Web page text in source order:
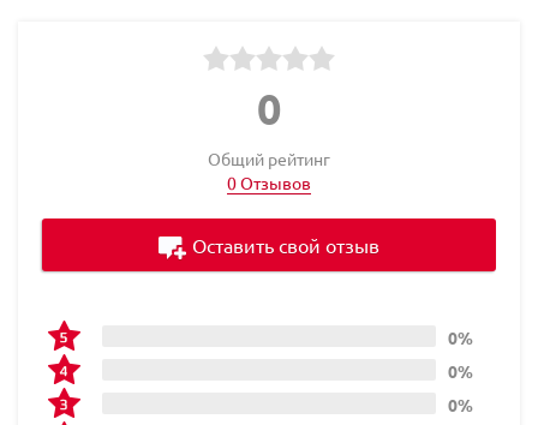
0
Общий рейтинг
0 Отзывов
0%
0%
0%
Оставить свой отзыв